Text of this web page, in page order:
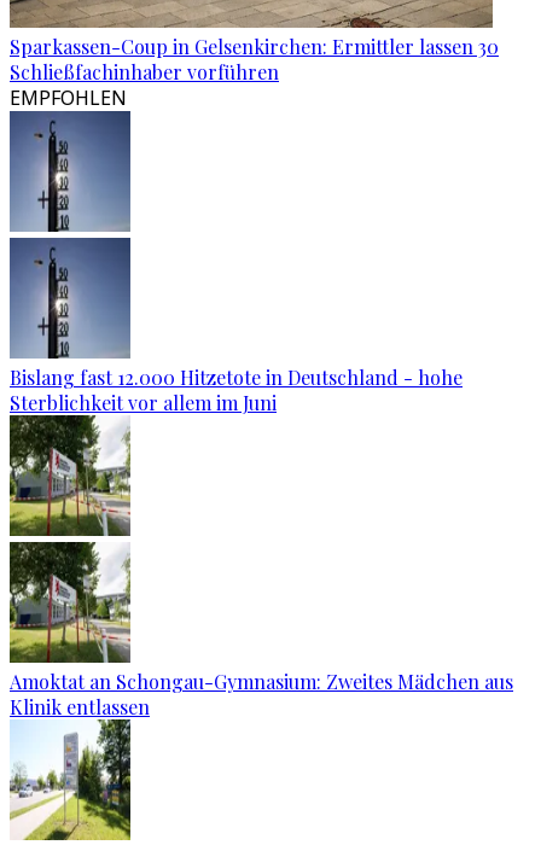
Sparkassen-Coup in Gelsenkirchen: Ermittler lassen 30
Schließfachinhaber vorführen
EMPFOHLEN
Bislang fast 12.000 Hitzetote in Deutschland - hohe
Sterblichkeit vor allem im Juni
Amoktat an Schongau-Gymnasium: Zweites Mädchen aus
Klinik entlassen